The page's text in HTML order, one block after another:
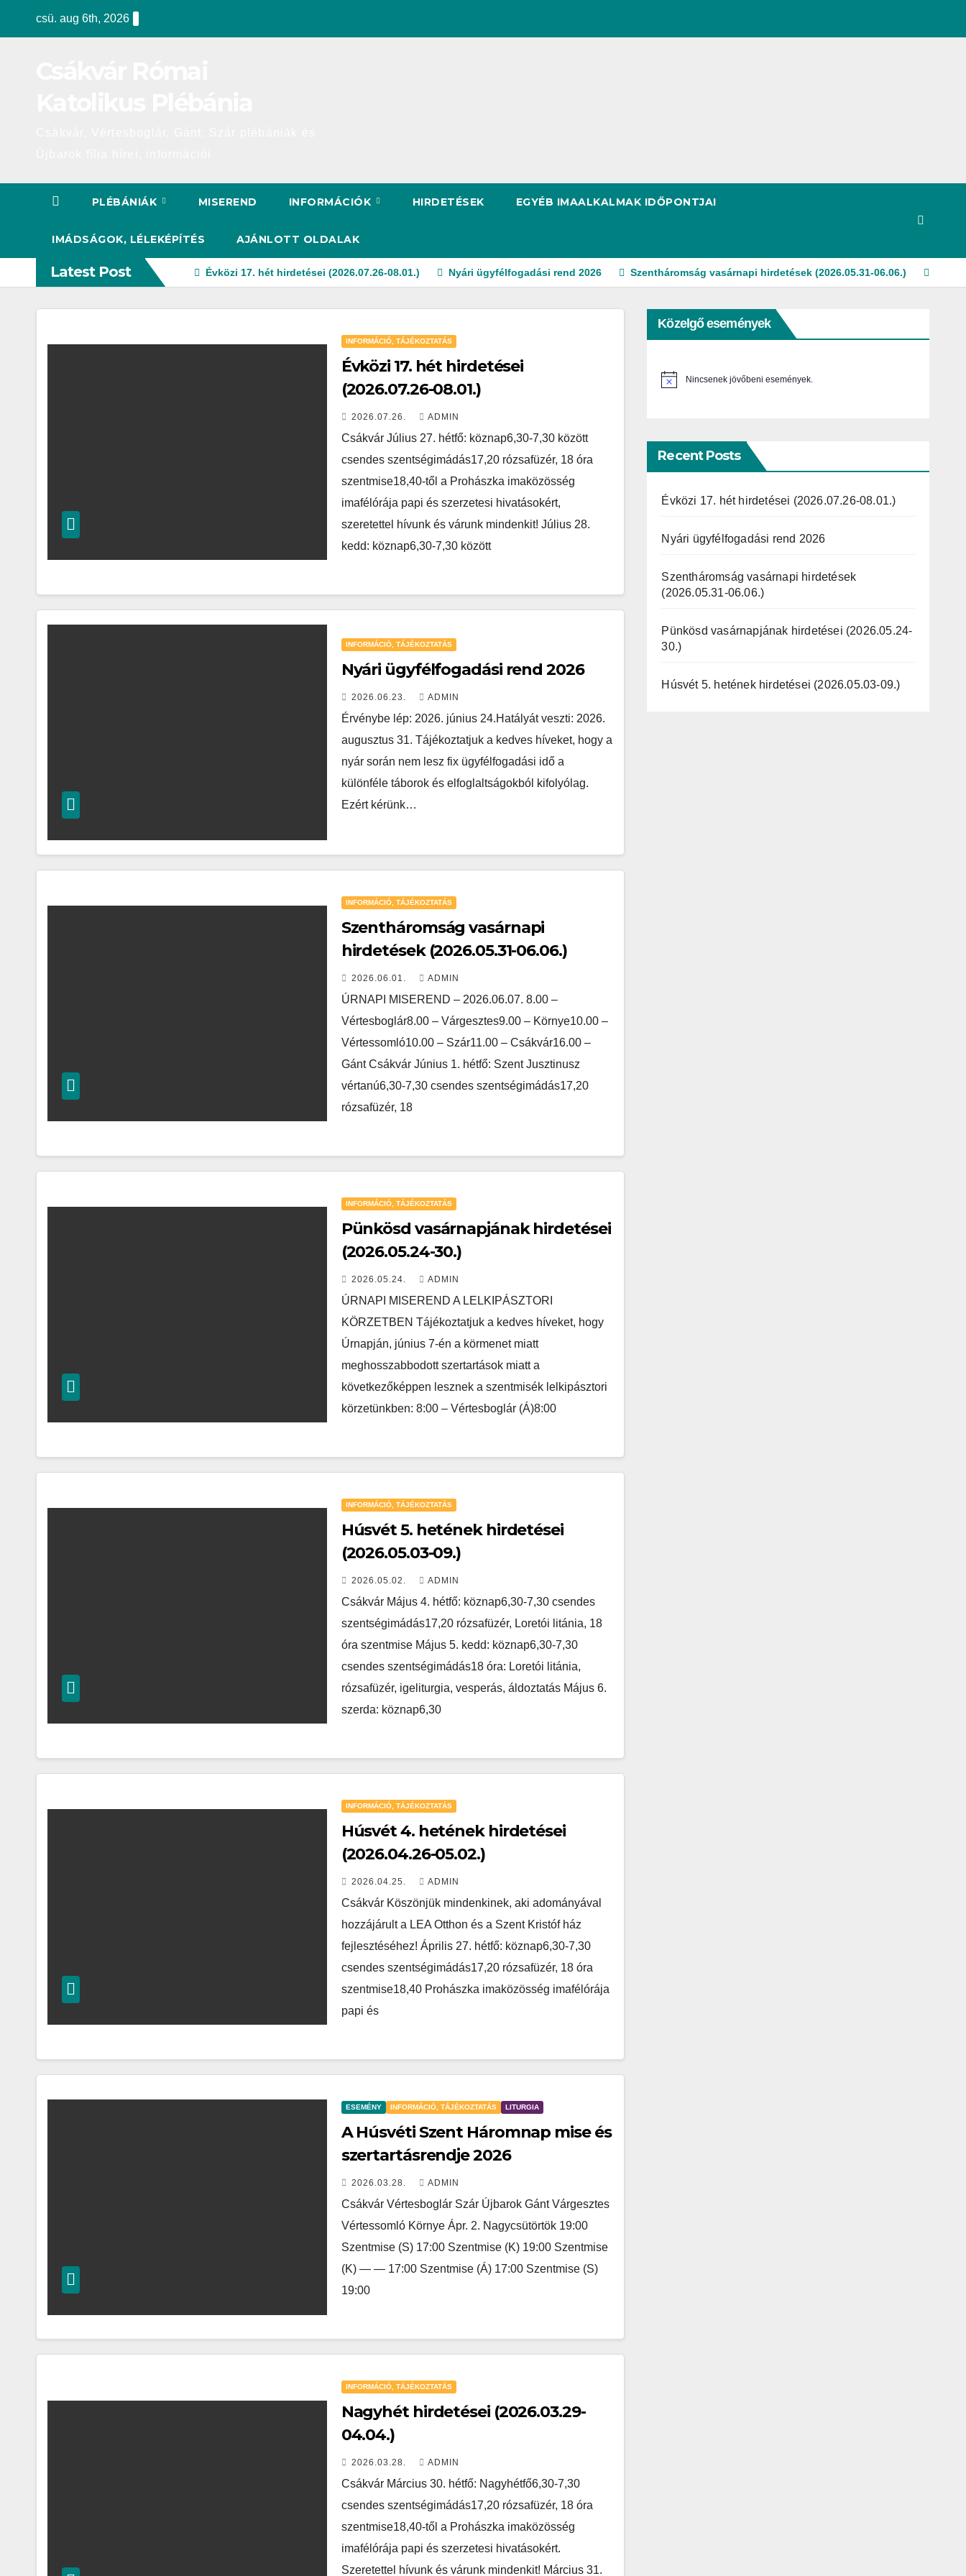
csü. aug 6th, 2026
PLÉBÁNIÁK MISEREND INFORMÁCIÓK HIRDETÉSEK EGYÉB IMAALKALMAK IDŐPONTJAI
IMÁDSÁGOK, LÉLEKÉPÍTÉS AJÁNLOTT OLDALAK
Latest Post Évközi 17. hét hirdetései (2026.07.26-08.01.) Nyári ügyfélfogadási rend 2026 Szentháromság vasárnapi hirdetések (2026.05.31-06.06.)
INFORMÁCIÓ, TÁJÉKOZTATÁS
Évközi 17. hét hirdetései
(2026.07.26-08.01.)
2026.07.26. ADMIN
Csákvár Július 27. hétfő: köznap6,30-7,30 között
csendes szentségimádás17,20 rózsafüzér, 18 óra
szentmise18,40-től a Prohászka imaközösség
imafélórája papi és szerzetesi hivatásokért,
szeretettel hívunk és várunk mindenkit! Július 28.
kedd: köznap6,30-7,30 között
INFORMÁCIÓ, TÁJÉKOZTATÁS
Nyári ügyfélfogadási rend 2026
2026.06.23. ADMIN
Érvénybe lép: 2026. június 24.Hatályát veszti: 2026.
augusztus 31. Tájékoztatjuk a kedves híveket, hogy a
nyár során nem lesz fix ügyfélfogadási idő a
különféle táborok és elfoglaltságokból kifolyólag.
Ezért kérünk…
INFORMÁCIÓ, TÁJÉKOZTATÁS
Szentháromság vasárnapi
hirdetések (2026.05.31-06.06.)
2026.06.01. ADMIN
ÚRNAPI MISEREND – 2026.06.07. 8.00 –
Vértesboglár8.00 – Várgesztes9.00 – Környe10.00 –
Vértessomló10.00 – Szár11.00 – Csákvár16.00 –
Gánt Csákvár Június 1. hétfő: Szent Jusztinusz
vértanú6,30-7,30 csendes szentségimádás17,20
rózsafüzér, 18
INFORMÁCIÓ, TÁJÉKOZTATÁS
Pünkösd vasárnapjának hirdetései
(2026.05.24-30.)
2026.05.24. ADMIN
ÚRNAPI MISEREND A LELKIPÁSZTORI
KÖRZETBEN Tájékoztatjuk a kedves híveket, hogy
Úrnapján, június 7-én a körmenet miatt
meghosszabbodott szertartások miatt a
következőképpen lesznek a szentmisék lelkipásztori
körzetünkben: 8:00 – Vértesboglár (Á)8:00
INFORMÁCIÓ, TÁJÉKOZTATÁS
Húsvét 5. hetének hirdetései
(2026.05.03-09.)
2026.05.02. ADMIN
Csákvár Május 4. hétfő: köznap6,30-7,30 csendes
szentségimádás17,20 rózsafüzér, Loretói litánia, 18
óra szentmise Május 5. kedd: köznap6,30-7,30
csendes szentségimádás18 óra: Loretói litánia,
rózsafüzér, igeliturgia, vesperás, áldoztatás Május 6.
szerda: köznap6,30
INFORMÁCIÓ, TÁJÉKOZTATÁS
Húsvét 4. hetének hirdetései
(2026.04.26-05.02.)
2026.04.25. ADMIN
Csákvár Köszönjük mindenkinek, aki adományával
hozzájárult a LEA Otthon és a Szent Kristóf ház
fejlesztéséhez! Április 27. hétfő: köznap6,30-7,30
csendes szentségimádás17,20 rózsafüzér, 18 óra
szentmise18,40 Prohászka imaközösség imafélórája
papi és
ESEMÉNY INFORMÁCIÓ, TÁJÉKOZTATÁS LITURGIA
A Húsvéti Szent Háromnap mise és
szertartásrendje 2026
2026.03.28. ADMIN
Csákvár Vértesboglár Szár Újbarok Gánt Várgesztes
Vértessomló Környe Ápr. 2. Nagycsütörtök 19:00
Szentmise (S) 17:00 Szentmise (K) 19:00 Szentmise
(K) — — 17:00 Szentmise (Á) 17:00 Szentmise (S)
19:00
INFORMÁCIÓ, TÁJÉKOZTATÁS
Nagyhét hirdetései (2026.03.29-
04.04.)
2026.03.28. ADMIN
Csákvár Március 30. hétfő: Nagyhétfő6,30-7,30
csendes szentségimádás17,20 rózsafüzér, 18 óra
szentmise18,40-től a Prohászka imaközösség
imafélórája papi és szerzetesi hivatásokért.
Szeretettel hívunk és várunk mindenkit! Március 31.
Közelgő események
N
e
Nincsenek jövőbeni események.
Recent Posts
Évközi 17. hét hirdetései (2026.07.26-08.01.)
Nyári ügyfélfogadási rend 2026
Szentháromság vasárnapi hirdetések
(2026.05.31-06.06.)
Pünkösd vasárnapjának hirdetései (2026.05.24-
30.)
Húsvét 5. hetének hirdetései (2026.05.03-09.)